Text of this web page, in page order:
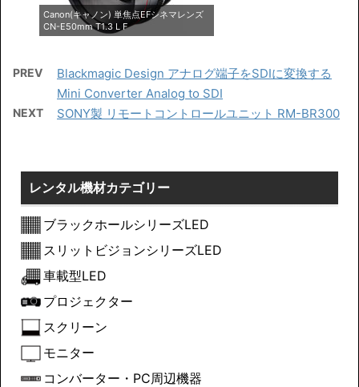
Canon(キャノン) 単焦点EFシネマレンズ
CN-E50mm T1.3 L F
PREV
Blackmagic Design アナログ端子をSDIに変換する
Mini Converter Analog to SDI
NEXT SONY製 リモートコントロールユニット RM-BR300
レンタル機材カテゴリー
ブラックホールシリーズLED
スリットビジョンシリーズLED
車載型LED
プロジェクター
スクリーン
モニター
コンバーター・PC周辺機器